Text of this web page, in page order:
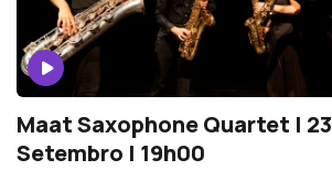
Maat Saxophone Quartet | 23
Setembro | 19h00